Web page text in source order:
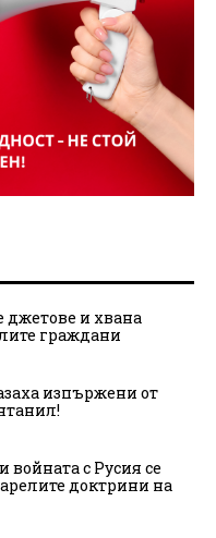
джетове и хвана
граждани
изпържени от
с Русия се
доктрини на